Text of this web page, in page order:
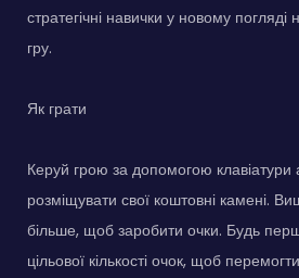
стратегічні навички у новому погляді
гру.
Як грати
Керуй грою за допомогою
розміщувати свої коштовні камені.
більше, щоб заробити очки. Будь
цільової кількості очок, щоб